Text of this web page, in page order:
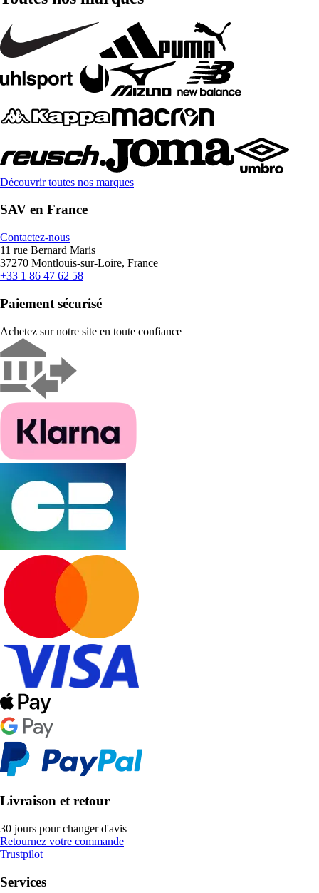
Découvrir toutes nos marques
SAV en France
Contactez-nous
11 rue Bernard Maris
37270 Montlouis-sur-Loire, France
+33 1 86 47 62 58
Paiement sécurisé
Achetez sur notre site en toute confiance
Livraison et retour
30 jours pour changer d'avis
Retournez votre commande
Trustpilot
Services